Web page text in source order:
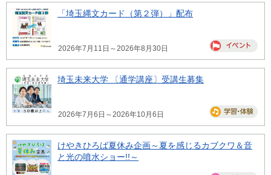
「埼玉縄文カード（第２弾）」配布
2026年7月11日～2026年8月30日
埼玉未来大学 〔通学講座〕受講生募集
2026年7月6日～2026年10月6日
けやきひろば夏休み企画～夏を感じるカブクワ＆音
と光の噴水ショー!!～